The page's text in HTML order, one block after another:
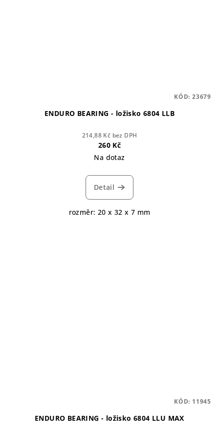
ENDURO BEARING - ložisko 6804 LLB
214,88 Kč bez DPH
260 Kč
Na dotaz
Detail
rozměr: 20 x 32 x 7 mm
KÓD: 23679
ENDURO BEARING - ložisko 6804 LLU MAX
KÓD: 11945